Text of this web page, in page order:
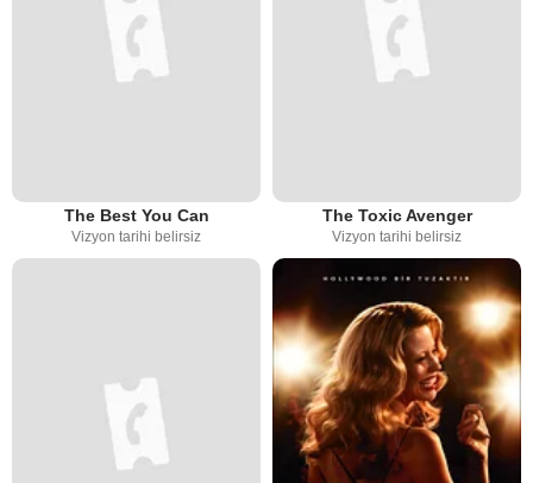
The Best You Can
Vizyon tarihi belirsiz
The Toxic Avenger
Vizyon tarihi belirsiz